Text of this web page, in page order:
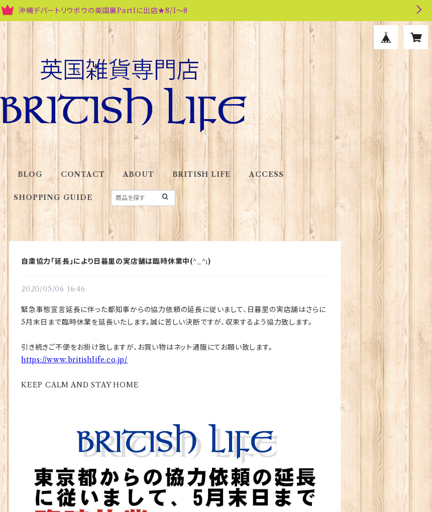
沖縄デパートリウボウの英国展Part1に出店★8/1～8
BLOG CONTACT ABOUT BRITISH LIFE ACCESS
SHOPPING GUIDE
自粛協力「延長」により日暮里の実店舗は臨時休業中(^_^;)
2020/05/06 16:46
緊急事態宣言延長に伴った都知事からの協力依頼の延長に従いまして、日暮里の実店舗はさらに
5月末日まで臨時休業を延長いたします。誠に苦しい決断ですが、収束するよう協力致します。
引き続きご不便をお掛け致しますが、お買い物はネット通販にてお願い致します。
https://www.britishlife.co.jp/
KEEP CALM AND STAY HOME